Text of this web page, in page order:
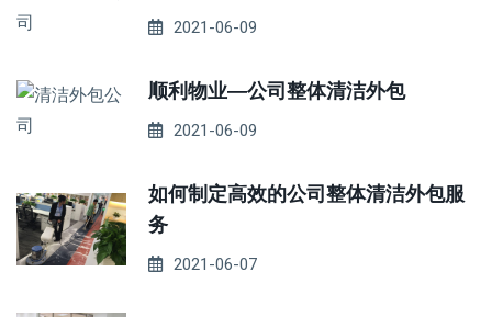
2021-06-09
顺利物业—公司整体清洁外包
2021-06-09
如何制定高效的公司整体清洁外包服
务
2021-06-07